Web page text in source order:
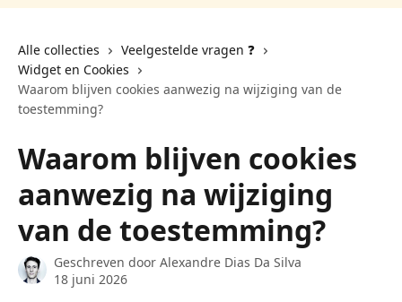
Alle collecties
Veelgestelde vragen ❓️
Widget en Cookies
Waarom blijven cookies aanwezig na wijziging van de
toestemming?
Waarom blijven cookies
aanwezig na wijziging
van de toestemming?
Geschreven door Alexandre Dias Da Silva
18 juni 2026